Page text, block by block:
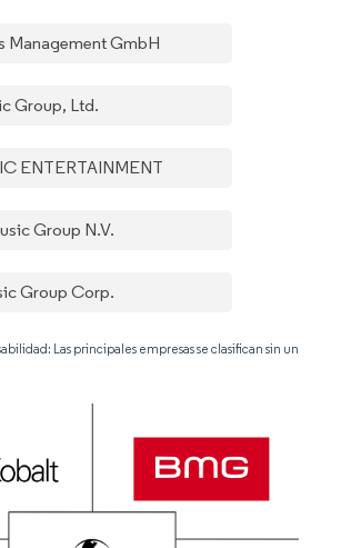
Management GmbH
Group, Ltd.
ENTERTAINMENT
Group N.V.
Group Corp.
Las principales empresas se clasifican sin un